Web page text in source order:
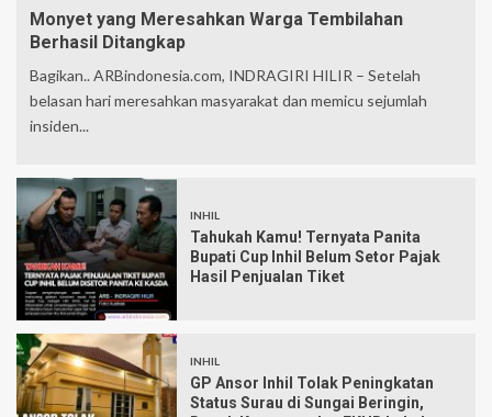
Monyet yang Meresahkan Warga Tembilahan
Berhasil Ditangkap
Bagikan.. ARBindonesia.com, INDRAGIRI HILIR – Setelah
belasan hari meresahkan masyarakat dan memicu sejumlah
insiden...
INHIL
Tahukah Kamu! Ternyata Panita
Bupati Cup Inhil Belum Setor Pajak
Hasil Penjualan Tiket
INHIL
GP Ansor Inhil Tolak Peningkatan
Status Surau di Sungai Beringin,